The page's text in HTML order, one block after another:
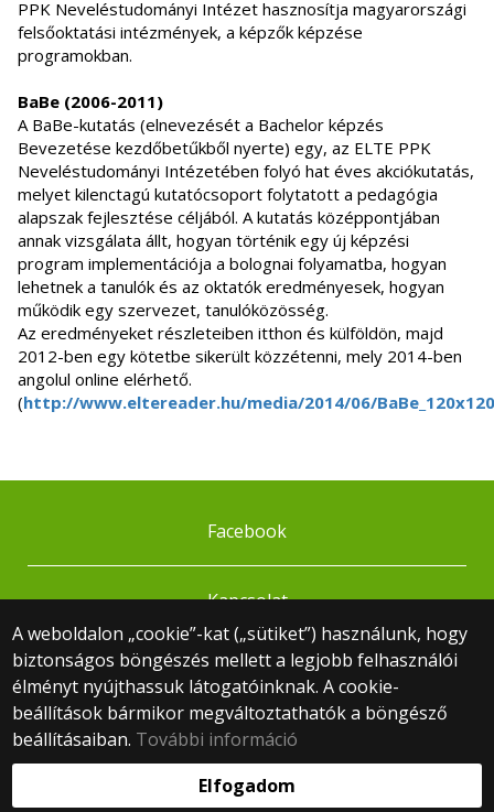
PPK Neveléstudományi Intézet hasznosítja magyarországi
felsőoktatási intézmények, a képzők képzése
programokban.
BaBe (2006-2011)
A BaBe-kutatás (elnevezését a Bachelor képzés
Bevezetése kezdőbetűkből nyerte) egy, az ELTE PPK
Neveléstudományi Intézetében folyó hat éves akciókutatás,
melyet kilenctagú kutatócsoport folytatott a pedagógia
alapszak fejlesztése céljából. A kutatás középpontjában
annak vizsgálata állt, hogyan történik egy új képzési
program implementációja a bolognai folyamatba, hogyan
lehetnek a tanulók és az oktatók eredményesek, hogyan
működik egy szervezet, tanulóközösség.
Az eredményeket részleteiben itthon és külföldön, majd
2012-ben egy kötetbe sikerült közzétenni, mely 2014-ben
angolul online elérhető.
(http://www.eltereader.hu/media/2014/06/
A weboldalon „cookie”-kat („sütiket”) használunk, hogy
biztonságos böngészés mellett a legjobb felhasználói
élményt nyújthassuk látogatóinknak. A cookie-
beállítások bármikor megváltoztathatók a böngésző
beállításaiban. További információ
Elfogadom
Facebook
Kapcsolat
© 2025 Eötvös Loránd Tudományegyetem
Minden jog fenntartva.
1053 Budapest, Egyetem tér 1–3.
Központi telefonszám: +36 1 411 6500
Webfejlesztés: